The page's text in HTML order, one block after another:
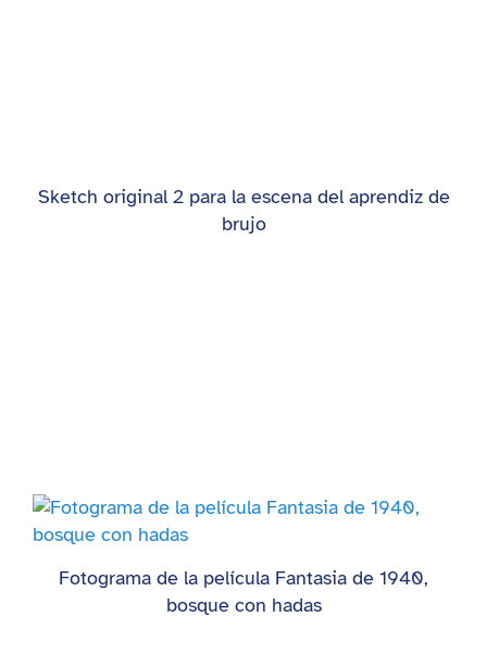
Sketch original 2 para la escena del aprendiz de
brujo
Fotograma de la película Fantasia de 1940,
bosque con hadas